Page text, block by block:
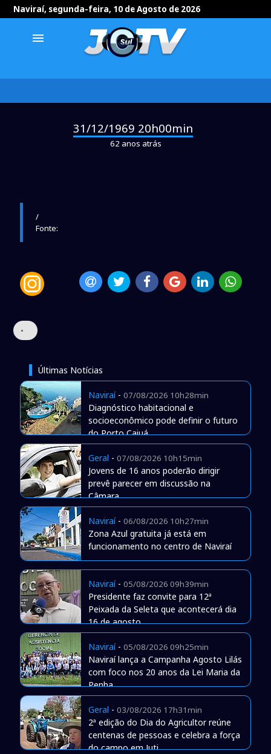
Naviraí, segunda-feira, 10 de Agosto de 2026
menu
31/12/1969 20h00min
62 anos atrás
/
Fonte:
•
Últimas Notícias
Naviraí- 07/08/2026 10h28min
Diagnóstico habitacional e
socioeconômico pode definir o futuro
do Porto Caiuá
Geral - 07/08/2026 10h15min
Jovens de 16 anos poderão dirigir
prevê parecer em discussão na
Câmara
Naviraí- 06/08/2026 10h27min
Zona Azul gratuita já está em
funcionamento no centro de Naviraí
Naviraí- 05/08/2026 09h39min
Presidente faz convite para 12ª
Peixada da Seleta que acontecerá dia
16 de agosto
Naviraí- 05/08/2026 09h25min
Naviraí lança a Campanha Agosto Lilás
com foco nos 20 anos da Lei Maria da
Penha
Geral - 03/08/2026 17h31min
2ª edição do Dia do Agricultor reúne
centenas de pessoas e celebra a força
do campo em Juti